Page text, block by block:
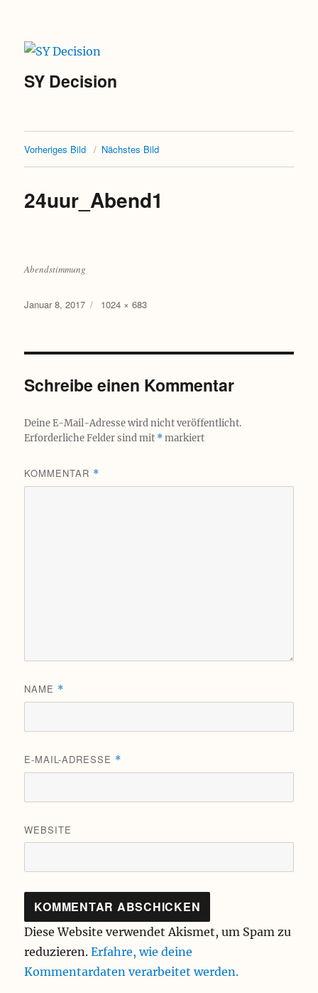
SY Decision
Vorheriges Bild Nächstes Bild
24uur_Abend1
Abendstimmung
Veröffentlicht
Januar 8, 2017 Originalgröße
1024 × 683
Schreibe einen Kommentar
Deine E-Mail-Adresse wird nicht veröffentlicht.
Erforderliche Felder sind mit *markiert
KOMMENTAR *
NAME *
E-MAIL-ADRESSE *
WEBSITE
Diese Website verwendet Akismet, um Spam zu
reduzieren.Erfahre, wie deine
Kommentardaten verarbeitet werden.